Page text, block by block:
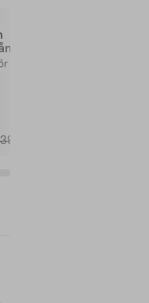
6 år
att
399,00